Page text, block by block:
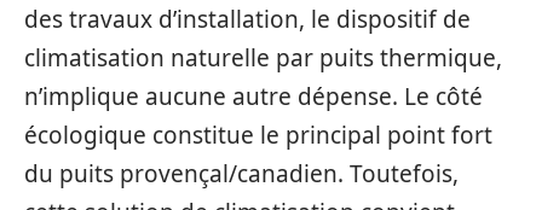
des travaux d’installation, le dispositif de
climatisation naturelle par puits thermique,
n’implique aucune autre dépense. Le côté
écologique constitue le principal point fort
du puits provençal/canadien. Toutefois,